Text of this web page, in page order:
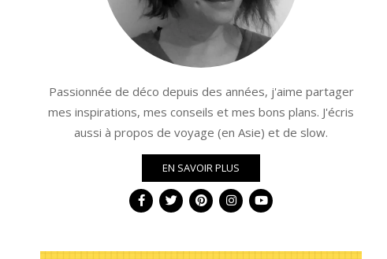
Passionnée de déco depuis des années, j'aime partager
mes inspirations, mes conseils et mes bons plans. J'écris
aussi à propos de voyage (en Asie) et de slow.
EN SAVOIR PLUS